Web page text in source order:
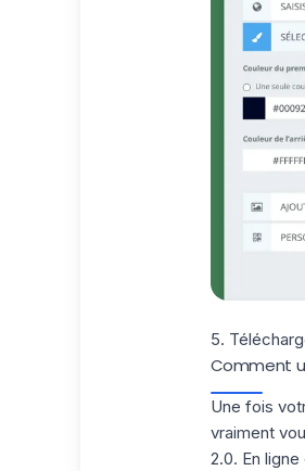
5.
Comment
Une fois
vraiment
2.0. En ligne